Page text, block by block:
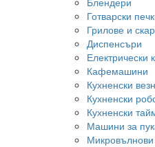
Готварски
Грилове и
Диспенсъри
Електрически
Кафемашини
Кухненски
Кухненски
Кухненски
Машини за